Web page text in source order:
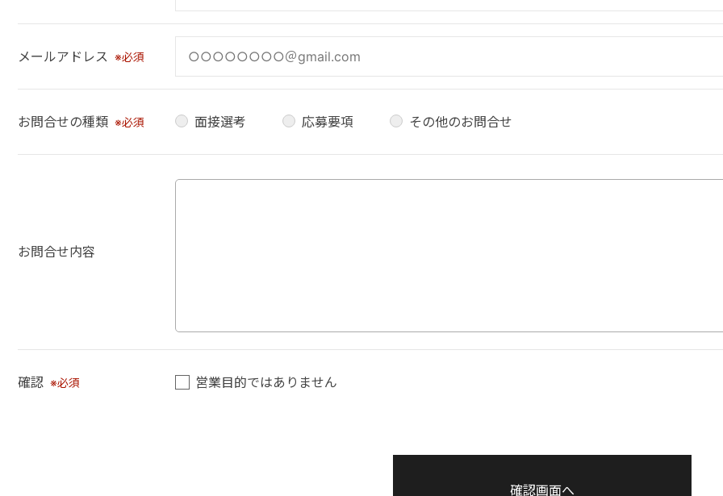
メールアドレス ※必須
お問合せの種類 ※必須 面接選考 応募要項 その他のお問合せ
お問合せ内容
確認 ※必須 営業目的ではありません